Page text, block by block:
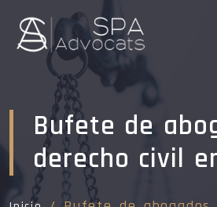
Bufete de
derecho civil